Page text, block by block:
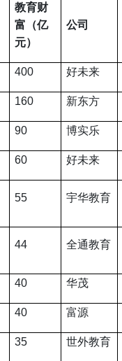
教育财
富（亿
元）
公司
400 好未来
160 新东方
90 博实乐
60 好未来
55 宇华教育
44 全通教育
40 华茂
40 富源
35 世外教育